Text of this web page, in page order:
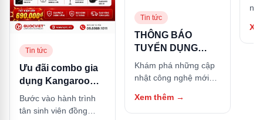
Tin tức
Ưu đãi combo gia
dụng Kangaroo
cho Tân sinh viên:
Sắm trọn bộ căn
Bước vào hành trình
tân sinh viên đồng
Tin tức
THÔNG BÁO
TUYỂN DỤNG
NHÂN SỰ
Khám phá những cập
nhật công nghệ mới
hữu ích trong bài viết
này.
Xem thêm →